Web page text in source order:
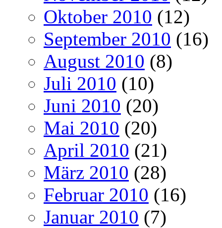
Oktober 2010 (12)
September 2010 (16)
August 2010 (8)
Juli 2010 (10)
Juni 2010 (20)
Mai 2010 (20)
April 2010 (21)
März 2010 (28)
Februar 2010 (16)
Januar 2010 (7)